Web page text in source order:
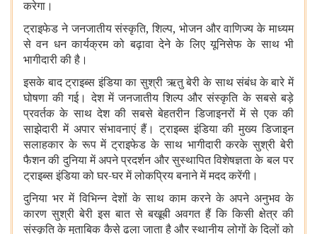
करेगा।
ट्राइफेड ने जनजातीय संस्कृति,शिल्प, भोजन और वाणिज्य के माध्यम
से वन धन कार्यक्रम को बढ़ावा देने के लिए यूनिसेफ के साथ भी
भागीदारी की है।
इसके बाद ट्राइब्स इंडिया का सुश्री ऋतु बेरी के साथ संबंध के बारे में
घोषणा की गई। देश में जनजातीय शिल्प और संस्कृति के सबसे बड़े
प्रवर्तक के साथ देश की सबसे बेहतरीन डिजाइनरों में से एक की
साझेदारी में अपार संभावनाएं हैं। ट्राइब्स इंडिया की मुख्य डिजाइन
सलाहकार के रूप में ट्राइफेड के साथ भागीदारी करके सुश्री बेरी
फैशन की दुनिया में अपने प्रदर्शन और सुस्थापित विशेषज्ञता के बल पर
ट्राइब्स इंडिया को घर-घर में लोकप्रिय बनाने में मदद करेंगी।
दुनिया भर में विभिन्न देशों के साथ काम करने के अपने अनुभव के
कारण सुश्री बेरी इस बात से बखूबी अवगत हैं कि किसी क्षेत्र की
संस्कृति के मुताबिक कैसे ढला जाता है और स्थानीय लोगों के दिलों को